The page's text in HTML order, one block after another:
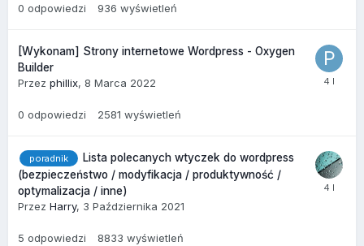
0 odpowiedzi 936 wyświetleń
[Wykonam] Strony internetowe Wordpress - Oxygen
Builder
Przez phillix, 8 Marca 2022
0 odpowiedzi 2581 wyświetleń
poradnik
Lista polecanych wtyczek do wordpress
(bezpieczeństwo / modyfikacja / produktywność /
optymalizacja / inne)
Przez Harry, 3 Października 2021
5 odpowiedzi 8833 wyświetleń